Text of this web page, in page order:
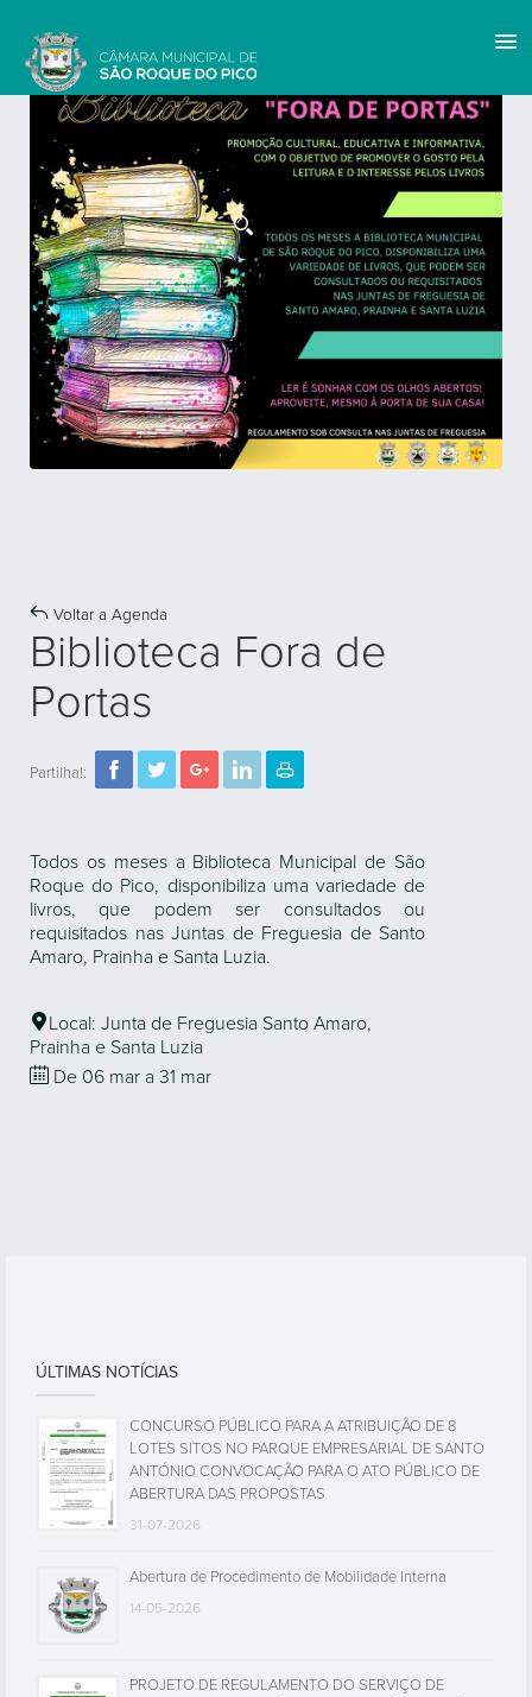
Voltar a Agenda
Biblioteca Fora de
Portas
Partilha!:
Todos os meses a Biblioteca Municipal de São
Roque do Pico, disponibiliza uma variedade de
livros, que podem ser consultados ou
requisitados nas Juntas de Freguesia de Santo
Amaro, Prainha e Santa Luzia.
Local: Junta de Freguesia Santo Amaro,
Prainha e Santa Luzia
De 06 mar a 31 mar
ÚLTIMAS NOTÍCIAS
CONCURSO PÚBLICO PARA A ATRIBUIÇÃO DE 8
LOTES SITOS NO PARQUE EMPRESARIAL DE SANTO
ANTÓNIO CONVOCAÇÃO PARA O ATO PÚBLICO DE
ABERTURA DAS PROPOSTAS
31-07-2026
Abertura de Procedimento de Mobilidade Interna
14-05-2026
PROJETO DE REGULAMENTO DO SERVIÇO DE